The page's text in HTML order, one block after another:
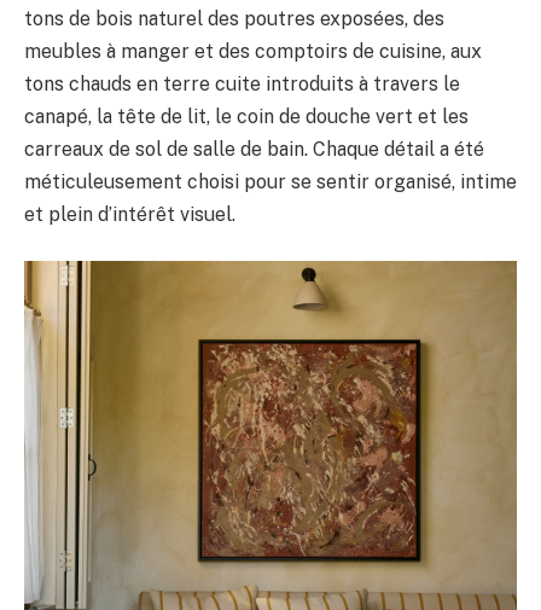
tons de bois naturel des poutres exposées, des
meubles à manger et des comptoirs de cuisine, aux
tons chauds en terre cuite introduits à travers le
canapé, la tête de lit, le coin de douche vert et les
carreaux de sol de salle de bain. Chaque détail a été
méticuleusement choisi pour se sentir organisé, intime
et plein d’intérêt visuel.